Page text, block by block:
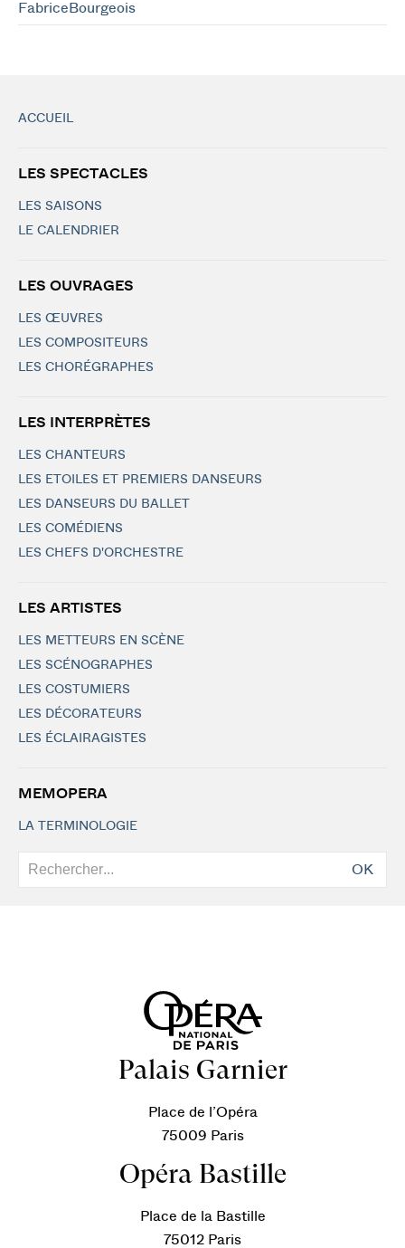
FabriceBourgeois
ACCUEIL
LES SPECTACLES
LES SAISONS
LE CALENDRIER
LES OUVRAGES
LES ŒUVRES
LES COMPOSITEURS
LES CHORÉGRAPHES
LES INTERPRÈTES
LES CHANTEURS
LES ETOILES ET PREMIERS DANSEURS
LES DANSEURS DU BALLET
LES COMÉDIENS
LES CHEFS D'ORCHESTRE
LES ARTISTES
LES METTEURS EN SCÈNE
LES SCÉNOGRAPHES
LES COSTUMIERS
LES DÉCORATEURS
LES ÉCLAIRAGISTES
MEMOPERA
LA TERMINOLOGIE
OK
Palais Garnier
Place de l’Opéra
75009 Paris
Opéra Bastille
Place de la Bastille
75012 Paris